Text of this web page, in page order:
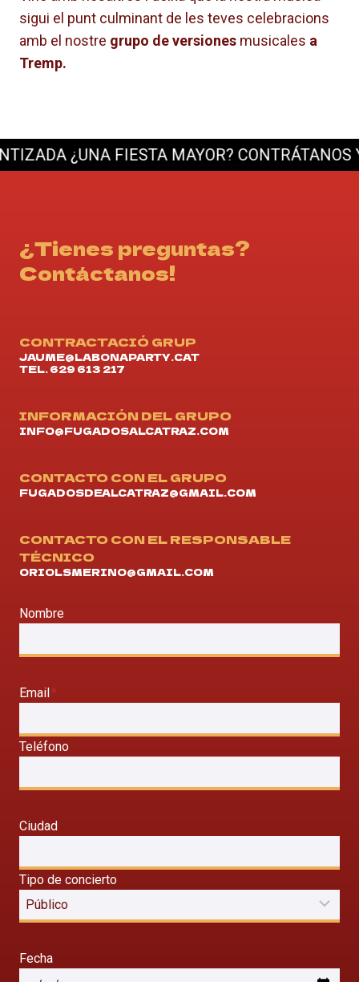
sigui el punt culminant de les teves celebracions
amb el nostre grupo de versiones musicales a
Tremp.
¿UNA FIESTA MAYOR? CONTRÁTANOS Y
¿Tienes preguntas?
Contáctanos!
CONTRACTACIÓ GRUP
JAUME@LABONAPARTY.CAT
TEL. 629 613 217
INFORMACIÓN DEL GRUPO
INFO@FUGADOSALCATRAZ.COM
CONTACTO CON EL GRUPO
FUGADOSDEALCATRAZ@GMAIL.COM
CONTACTO CON EL RESPONSABLE
TÉCNICO
ORIOLSMERINO@GMAIL.COM
Nombre
Email *
Teléfono
Ciudad
Tipo de concierto
Fecha